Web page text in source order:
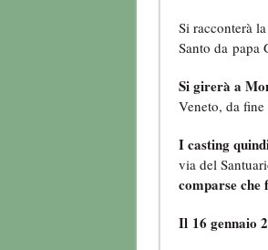
Si racconterà
Santo da papa
Si girerà a
Veneto, da
I casting
via del
comparse che
Il 16 gennaio